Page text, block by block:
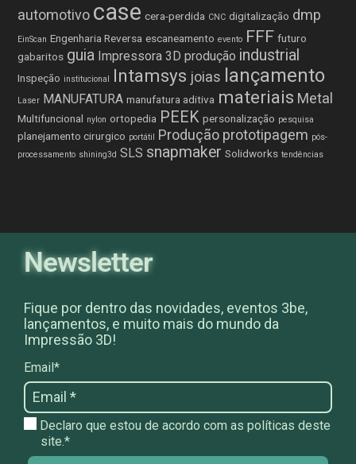
automotivo case cera-perdida CNC digitalização dmp
EinScan Engenharia Reversa escaneamento evento FFF futuro
gabaritos guia Impressora 3D produção industrial
Inspeção institucional Intamsys joias lançamento
Laser MANUFATURA manufatura aditiva materiais Metal
Multifuncional nylon ortopedia PEEK personalização pesquisa
planejamento cirurgico portátil Produção prototipagem pós-
processamento shining3d SLS snapmaker Solidworks tendências
Newsletter
Fique por dentro das novidades, eventos 3be,
lançamentos, e muito mais do mundo da
Impressão 3D!
Email*
Declaro que estou de acordo com as políticas deste
site.*